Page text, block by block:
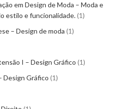
em Design de Moda – Moda e
estilo e funcionalidade. 1
– Design de moda 1
I – Design Gráfico 1
Design Gráfico 1